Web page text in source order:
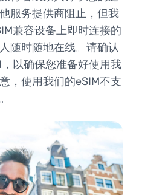
服务提供商阻止，但我
兼容设备上即时连接的
随时随地在线。请确认
以确保您准备好使用我
，使用我们的eSIM不支